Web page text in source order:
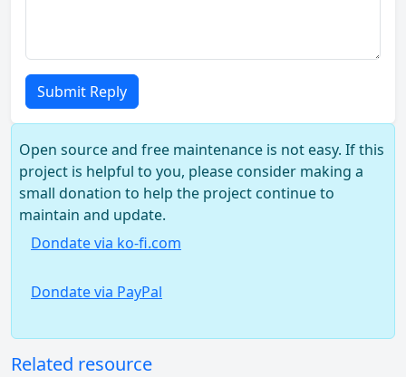
Submit Reply
Open source and free maintenance is not easy. If this
project is helpful to you, please consider making a
small donation to help the project continue to
maintain and update.
Dondate via ko-fi.com
Dondate via PayPal
Related resource